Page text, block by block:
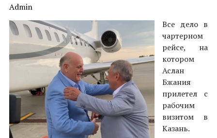
Admin
Все дело в
чартерном
рейсе, на
котором
Аслан
Бжания
прилетел с
рабочим
визитом в
Казань.